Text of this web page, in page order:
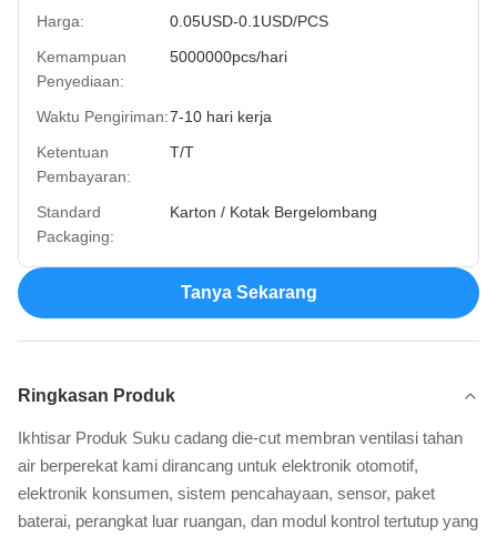
Harga:
0.05USD-0.1USD/PCS
Kemampuan
Penyediaan:
5000000pcs/hari
Waktu Pengiriman:7-10 hari kerja
Ketentuan
Pembayaran:
T/T
Standard
Packaging:
Karton / Kotak Bergelombang
Tanya Sekarang
Ringkasan Produk
Ikhtisar Produk Suku cadang die-cut membran ventilasi tahan
air berperekat kami dirancang untuk elektronik otomotif,
elektronik konsumen, sistem pencahayaan, sensor, paket
baterai, perangkat luar ruangan, dan modul kontrol tertutup yang